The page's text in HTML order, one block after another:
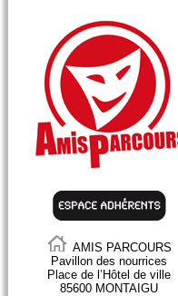
AMIS PARCOURS
Pavillon des nourrices
Place de l’Hôtel de ville
85600 MONTAIGU